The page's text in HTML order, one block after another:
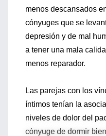
menos descansados
cónyuges que se
depresión y de mal
a tener una mala
menos reparador.
Las parejas con los
íntimos tenían la
niveles de dolor del
cónyuge de dormir